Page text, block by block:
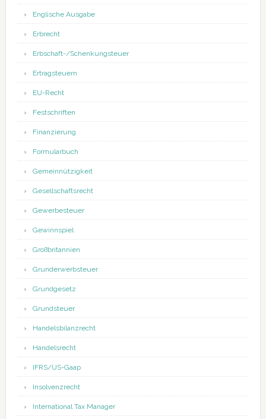
Englische Ausgabe
Erbrecht
Erbschaft-/Schenkungsteuer
Ertragsteuern
EU-Recht
Festschriften
Finanzierung
Formularbuch
Gemeinnützigkeit
Gesellschaftsrecht
Gewerbesteuer
Gewinnspiel
Großbritannien
Grunderwerbsteuer
Grundgesetz
Grundsteuer
Handelsbilanzrecht
Handelsrecht
IFRS/US-Gaap
Insolvenzrecht
International Tax Manager